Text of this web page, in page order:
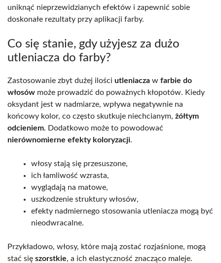
uniknąć nieprzewidzianych efektów i zapewnić sobie
doskonałe rezultaty przy aplikacji farby.
Co się stanie, gdy użyjesz za dużo
utleniacza do farby?
Zastosowanie zbyt dużej ilości utleniacza w farbie do
włosów może prowadzić do poważnych kłopotów. Kiedy
oksydant jest w nadmiarze, wpływa negatywnie na
końcowy kolor, co często skutkuje niechcianym, żółtym
odcieniem. Dodatkowo może to powodować
nierównomierne efekty koloryzacji.
włosy stają się przesuszone,
ich łamliwość wzrasta,
wyglądają na matowe,
uszkodzenie struktury włosów,
efekty nadmiernego stosowania utleniacza mogą być
nieodwracalne.
Przykładowo, włosy, które mają zostać rozjaśnione, mogą
stać się szorstkie, a ich elastyczność znacząco maleje.